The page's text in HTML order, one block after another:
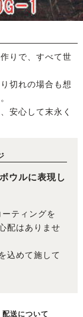
りで、すべて世
切れの場合も想
安心して末永く
ウルに表現し
ティングを
配はありませ
込めて施して
配送について